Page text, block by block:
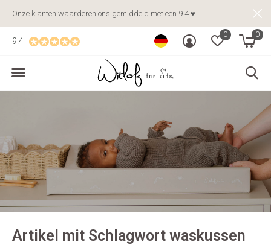
0 0
9.4
Onze klanten waarderen ons gemiddeld met een 9.4 ♥
Artikel mit Schlagwort waskussen